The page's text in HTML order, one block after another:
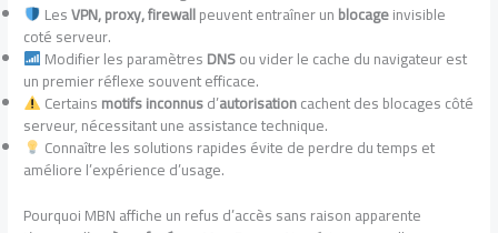
LesVPN, proxy, firewallpeuvent entraîner unblocageinvisible
coté serveur.
Modifier les paramètresDNSou vider le cache du navigateur est
un premier réflexe souvent efficace.
Certainsmotifs inconnusd’autorisationcachent des blocages côté
serveur, nécessitant une assistance technique.
Connaître les solutions rapides évite de perdre du temps et
améliore l’expérience d’usage.
Pourquoi MBN affiche un refus d’accès sans raison apparente